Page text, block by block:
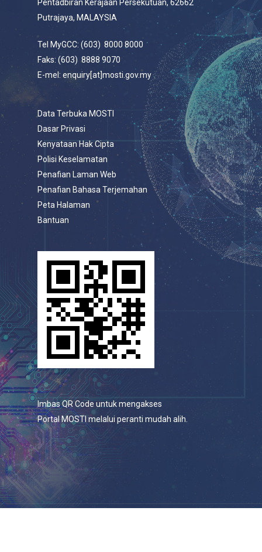
Pentadbiran Kerajaan Persekutuan, 62662
Putrajaya, MALAYSIA
Tel MyGCC: (603) 8000 8000
Faks: (603) 8888 9070
E-mel: enquiry[at]mosti.gov.my
Data Terbuka MOSTI
Dasar Privasi
Kenyataan Hak Cipta
Polisi Keselamatan
Penafian Laman Web
Penafian Bahasa Terjemahan
Peta Halaman
Bantuan
Imbas QR Code untuk mengakses
Portal MOSTI melalui peranti mudah alih.